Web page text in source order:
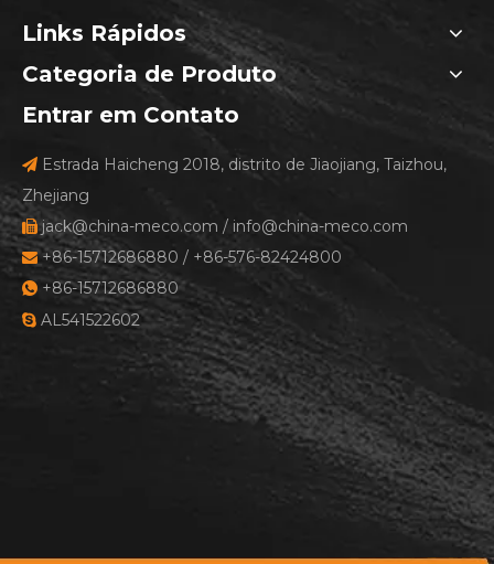
Links Rápidos
Categoria de Produto
Entrar em Contato
 Estrada Haicheng 2018, distrito de Jiaojiang, Taizhou,
Zhejiang
 jack@china-meco.com / info@china-meco.com
+86-15712686880 / +86-576-82424800
 +86-15712686880
 AL541522602